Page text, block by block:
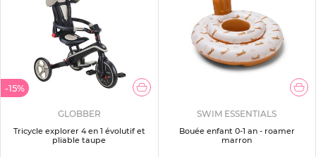
-15%
GLOBBER
Tricycle explorer 4 en 1 évolutif et
pliable taupe
SWIM ESSENTIALS
Bouée enfant 0-1 an - roamer
marron